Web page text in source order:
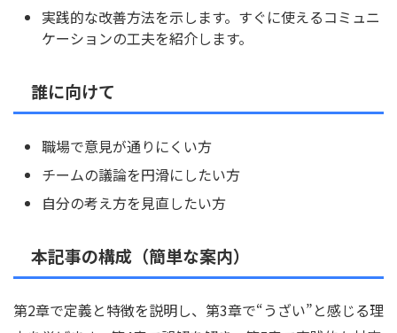
実践的な改善方法を示します。すぐに使えるコミュニ
ケーションの工夫を紹介します。
誰に向けて
職場で意見が通りにくい方
チームの議論を円滑にしたい方
自分の考え方を見直したい方
本記事の構成（簡単な案内）
第2章で定義と特徴を説明し、第3章で“うざい”と感じる理